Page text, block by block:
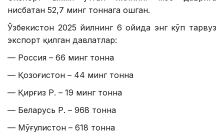
нисбатан 52,7 минг тоннага ошган.
Ўзбекистон 2025 йилнинг 6 ойида энг кўп тарвуз
экспорт қилган давлатлар:
— Россия – 66 минг тонна
— Қозоғистон – 44 минг тонна
— Қирғиз Р. – 19 минг тонна
— Беларусь Р. – 968 тонна
— Мўғулистон – 618 тонна